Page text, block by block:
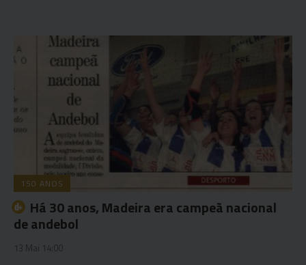
150 ANOS
Há 30 anos, Madeira era campeã nacional
de andebol
13 Mai 14:00